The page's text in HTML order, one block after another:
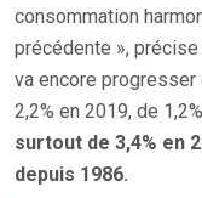
consommation
précédente »,
va encore progresser
2,2% en 2019, de
surtout de 3,4% en
depuis 1986.